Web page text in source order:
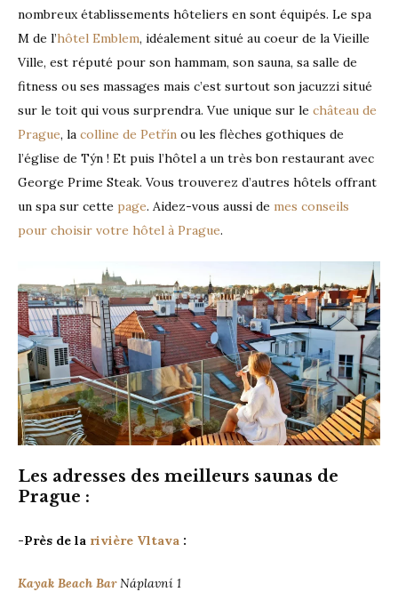
nombreux établissements hôteliers en sont équipés. Le spa
M de l’hôtel Emblem, idéalement situé au coeur de la Vieille
Ville, est réputé pour son hammam, son sauna, sa salle de
fitness ou ses massages mais c’est surtout son jacuzzi situé
sur le toit qui vous surprendra. Vue unique sur le château de
Prague, la colline de Petřín ou les flèches gothiques de
l’église de Týn ! Et puis l’hôtel a un très bon restaurant avec
George Prime Steak. Vous trouverez d’autres hôtels offrant
un spa sur cette page. Aidez-vous aussi de mes conseils
pour choisir votre hôtel à Prague.
Les adresses des meilleurs saunas de
Prague :
-Près de la rivière Vltava :
Kayak Beach BarNáplavní 1